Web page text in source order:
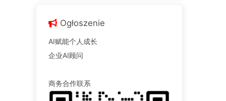
Ogłoszenie
AI赋能个人成长
企业AI顾问
商务合作联系